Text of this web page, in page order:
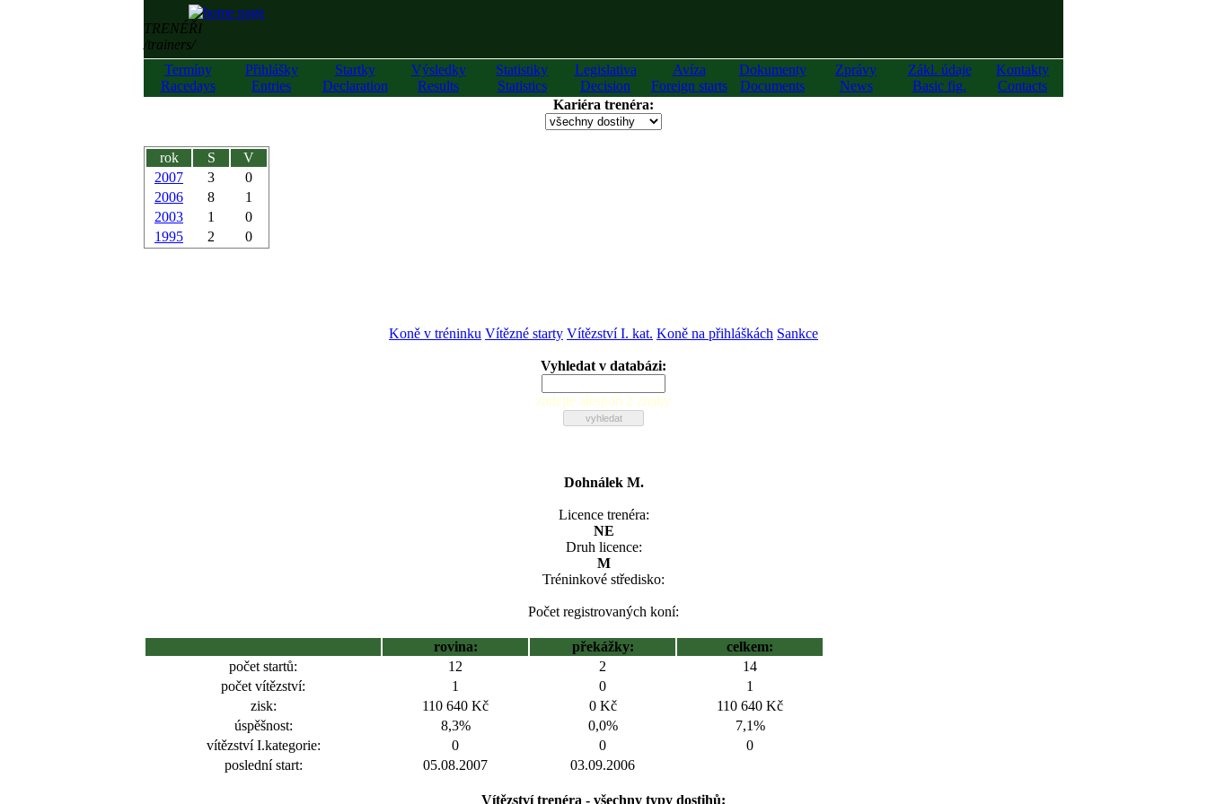
TRENÉŘI
/trainers/
Termíny
Racedays
Přihlášky
Entries
Startky
Declaration
Výsledky
Results
Statistiky
Statistics
Legislativa
Decision
Avíza
Foreign starts
Dokumenty
Documents
Zprávy
News
Zákl. údaje
Basic fig.
Kontakty
Contacts
Kariéra trenéra:
rok S
V
2007
3
0
2006
8
1
2003
1
0
1995
2 0
Koně v tréninku Vítězné starty Vítězství I. kat. Koně na přihláškách Sankce
Vyhledat v databázi:
zadejte alespoň 2 znaky
Dohnálek M.
Licence trenéra:
NE
Druh licence:
M
Tréninkové středisko:
Počet registrovaných koní:
rovina: překážky:
celkem:
počet startů:
12 2
14
počet vítězství:
1 0
1
zisk:
110 640 Kč 0 Kč
110 640 Kč
úspěšnost:
8,3% 0,0%
7,1%
vítězství I.kategorie:
0 0
0
poslední start:
05.08.2007 03.09.2006
Vítězství trenéra - všechny typy dostihů: